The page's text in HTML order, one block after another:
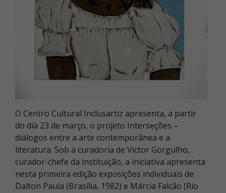
O Centro Cultural Inclusartiz apresenta, a partir
do dia 23 de março, o projeto Interseções –
diálogos entre a arte contemporânea e a
literatura. Sob a curadoria de Victor Gorgulho,
curador-chefe da instituição, a iniciativa apresenta
nesta primeira edição exposições individuais de
Dalton Paula (Brasília, 1982) e Márcia Falcão (Rio